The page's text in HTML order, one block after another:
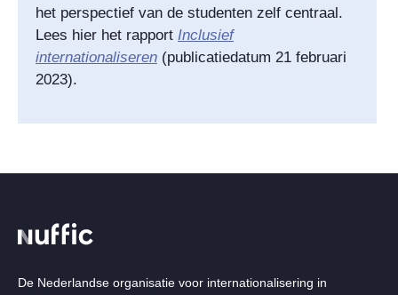
het perspectief van de studenten zelf centraal.
Lees hier het rapport Inclusief
internationaliseren (publicatiedatum 21 februari
2023).
De Nederlandse organisatie voor internationalisering in